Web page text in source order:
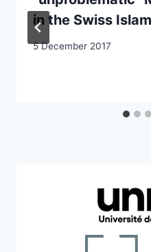
in the Swiss
5 December 2017